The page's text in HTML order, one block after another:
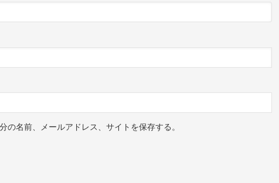
名前、メールアドレス、サイトを保存する。